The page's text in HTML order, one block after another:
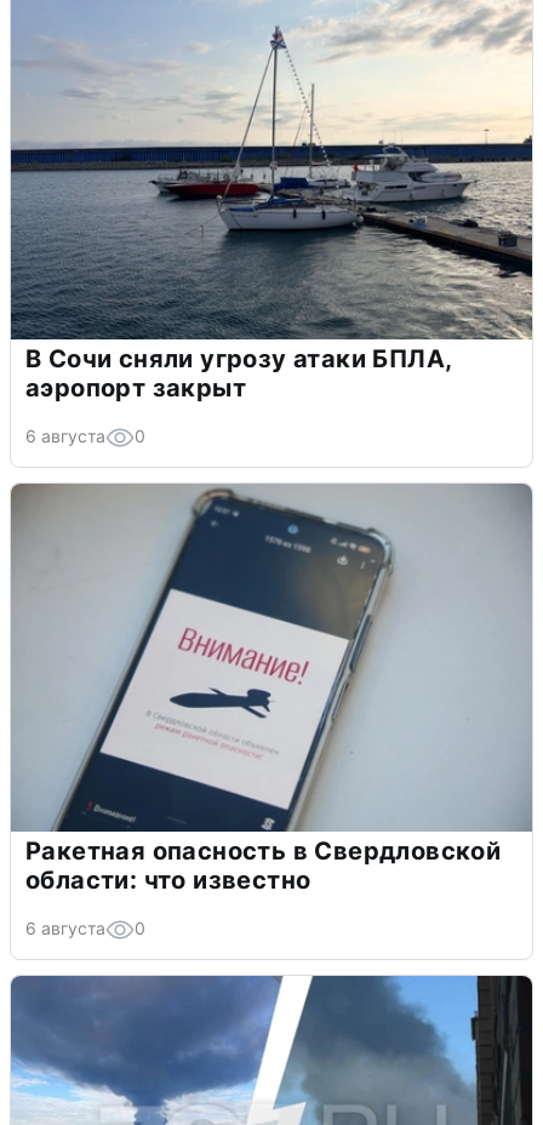
В Сочи сняли угрозу атаки БПЛА,
аэропорт закрыт
6 августа 0
Ракетная опасность в Свердловской
области: что известно
6 августа 0